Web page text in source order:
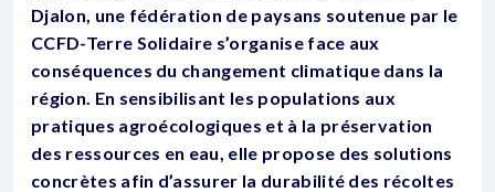
Djalon, une fédération de paysans soutenue par le
CCFD-Terre Solidaire s’organise face aux
conséquences du changement climatique dans la
région. En sensibilisant les populations aux
pratiques agroécologiques et à la préservation
des ressources en eau, elle propose des solutions
concrètes afin d’assurer la durabilité des récoltes